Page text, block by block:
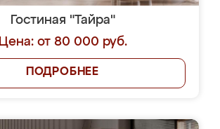
Гостиная "Тайра"
Цена: от 80 000 руб.
ПОДРОБНЕЕ